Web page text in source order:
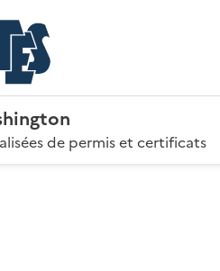
de permis et certificats